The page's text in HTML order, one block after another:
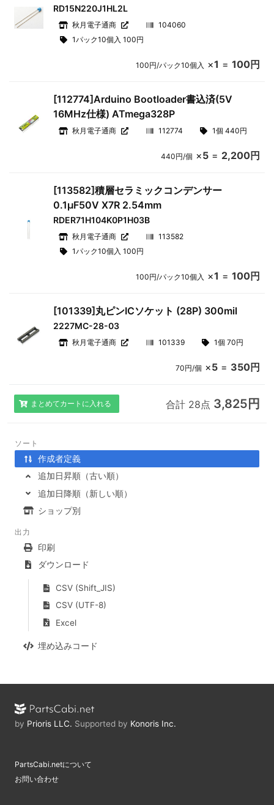
RD15N220J1HL2L
秋月電子通商
104060
1パック10個入 100円
100円/パック10個入 ×1 = 100円
[112774]Arduino Bootloader書込済(5V
16MHz仕様) ATmega328P
秋月電子通商 112774 1個 440円
440円/個 ×5= 2,200円
[113582]積層セラミックコンデンサー
0.1μF50V X7R 2.54mm
RDER71H104K0P1H03B
秋月電子通商
113582
1パック10個入 100円
100円/パック10個入 ×1 = 100円
[101339]丸ピンICソケット (28P) 300mil
2227MC-28-03
秋月電子通商 101339 1個 70円
70円/個 ×5= 350円
まとめてカートに入れる 合計 28点 3,825円
ソート
作成者定義
追加日昇順（古い順）
追加日降順（新しい順）
ショップ別
出力
印刷
ダウンロード
CSV (Shift_JIS)
CSV (UTF-8)
Excel
埋め込みコード
by Prioris LLC. Supported by Konoris Inc.
PartsCabi.netについて
お問い合わせ